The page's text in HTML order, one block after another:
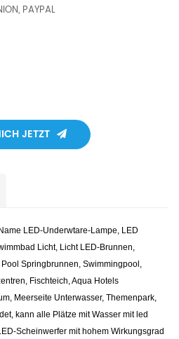
PAYPAL
JETZT
LED-Underwtare-Lampe, LED
Licht, Licht LED-Brunnen,
Springbrunnen, Swimmingpool,
Fischteich, Aqua Hotels
Meerseite Unterwasser, Themenpark,
kann alle Plätze mit Wasser mit led
Scheinwerfer mit hohem Wirkungsgrad